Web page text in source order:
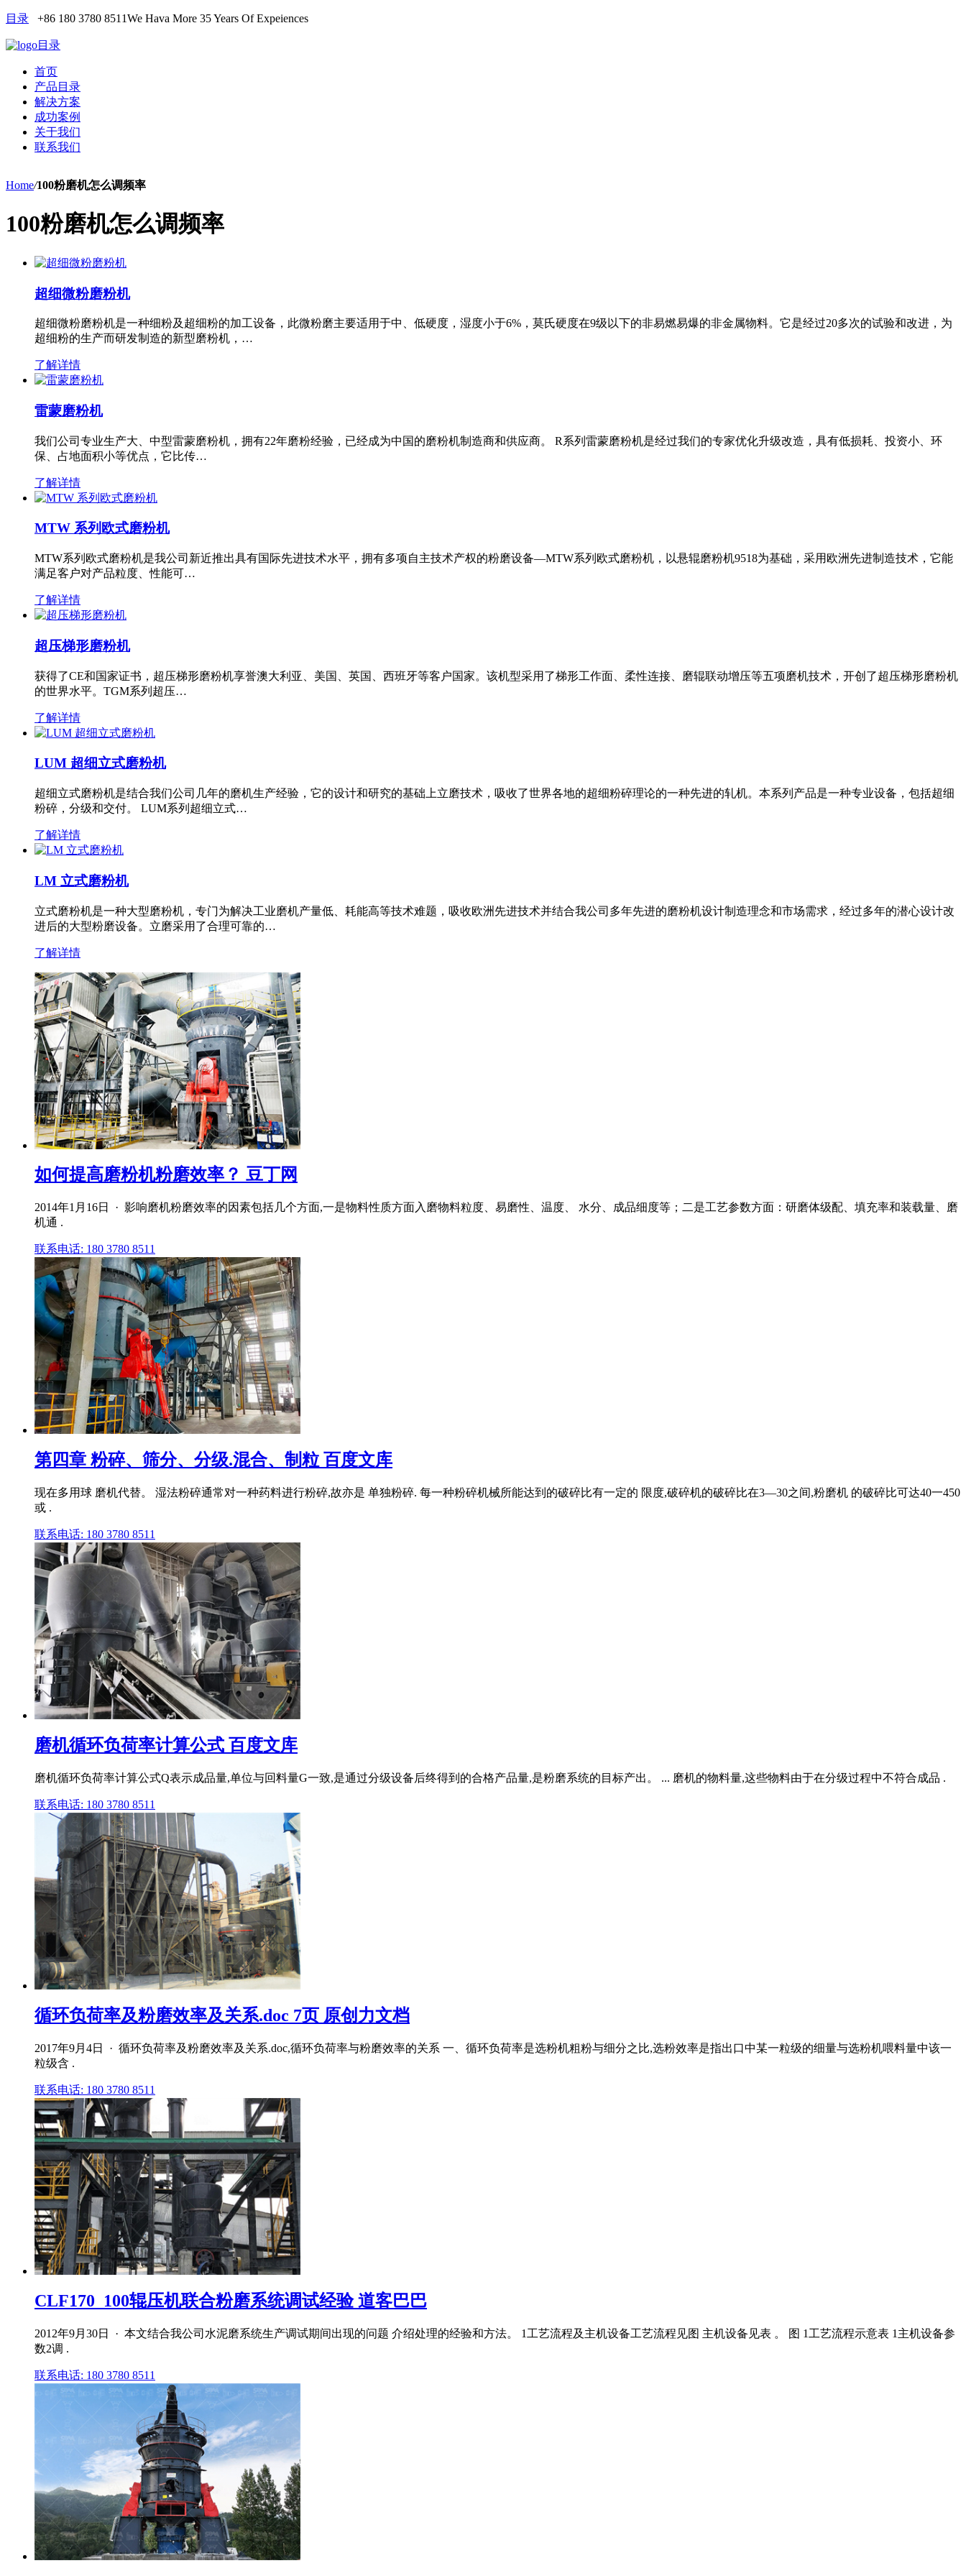
目录 +86 180 3780 8511We Hava More 35 Years Of Expeiences
目录
首页
产品目录
解决方案
成功案例
关于我们
联系我们
Home/100粉磨机怎么调频率
100粉磨机怎么调频率
超细微粉磨粉机
超细微粉磨粉机是一种细粉及超细粉的加工设备，此微粉磨主要适用于中、低硬度，湿度小于6%，莫氏硬度在9级以下的非易燃易爆的非金属物料。它是经过20多次的试验和改进，为
超细粉的生产而研发制造的新型磨粉机，…
了解详情
雷蒙磨粉机
我们公司专业生产大、中型雷蒙磨粉机，拥有22年磨粉经验，已经成为中国的磨粉机制造商和供应商。 R系列雷蒙磨粉机是经过我们的专家优化升级改造，具有低损耗、投资小、环
保、占地面积小等优点，它比传…
了解详情
MTW 系列欧式磨粉机
MTW系列欧式磨粉机是我公司新近推出具有国际先进技术水平，拥有多项自主技术产权的粉磨设备—MTW系列欧式磨粉机，以悬辊磨粉机9518为基础，采用欧洲先进制造技术，它能
满足客户对产品粒度、性能可…
了解详情
超压梯形磨粉机
获得了CE和国家证书，超压梯形磨粉机享誉澳大利亚、美国、英国、西班牙等客户国家。该机型采用了梯形工作面、柔性连接、磨辊联动增压等五项磨机技术，开创了超压梯形磨粉机
的世界水平。TGM系列超压…
了解详情
LUM 超细立式磨粉机
超细立式磨粉机是结合我们公司几年的磨机生产经验，它的设计和研究的基础上立磨技术，吸收了世界各地的超细粉碎理论的一种先进的轧机。本系列产品是一种专业设备，包括超细
粉碎，分级和交付。 LUM系列超细立式…
了解详情
LM 立式磨粉机
立式磨粉机是一种大型磨粉机，专门为解决工业磨机产量低、耗能高等技术难题，吸收欧洲先进技术并结合我公司多年先进的磨粉机设计制造理念和市场需求，经过多年的潜心设计改
进后的大型粉磨设备。立磨采用了合理可靠的…
了解详情
如何提高磨粉机粉磨效率？ 豆丁网
2014年1月16日 · 影响磨机粉磨效率的因素包括几个方面,一是物料性质方面入磨物料粒度、易磨性、温度、 水分、成品细度等；二是工艺参数方面：研磨体级配、填充率和装载量、磨
机通 .
联系电话: 180 3780 8511
第四章 粉碎、筛分、分级.混合、制粒 百度文库
现在多用球 磨机代替。 湿法粉碎通常对一种药料进行粉碎,故亦是 单独粉碎. 每一种粉碎机械所能达到的破碎比有一定的 限度,破碎机的破碎比在3—30之间,粉磨机 的破碎比可达40一450
或 .
联系电话: 180 3780 8511
磨机循环负荷率计算公式 百度文库
磨机循环负荷率计算公式Q表示成品量,单位与回料量G一致,是通过分级设备后终得到的合格产品量,是粉磨系统的目标产出。 ... 磨机的物料量,这些物料由于在分级过程中不符合成品 .
联系电话: 180 3780 8511
循环负荷率及粉磨效率及关系.doc 7页 原创力文档
2017年9月4日 · 循环负荷率及粉磨效率及关系.doc,循环负荷率与粉磨效率的关系 一、循环负荷率是选粉机粗粉与细分之比,选粉效率是指出口中某一粒级的细量与选粉机喂料量中该一
粒级含 .
联系电话: 180 3780 8511
CLF170_100辊压机联合粉磨系统调试经验 道客巴巴
2012年9月30日 · 本文结合我公司水泥磨系统生产调试期间出现的问题 介绍处理的经验和方法。 1工艺流程及主机设备工艺流程见图 主机设备见表 。 图 1工艺流程示意表 1主机设备参
数2调 .
联系电话: 180 3780 8511